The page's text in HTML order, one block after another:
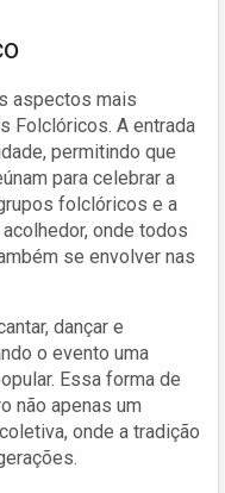
aspectos mais
Folclóricos. A entrada
permitindo que
para celebrar a
folclóricos e a
onde todos
se envolver nas
dançar e
o evento uma
Essa forma de
não apenas um
onde a tradição